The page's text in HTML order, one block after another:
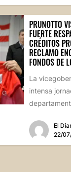
PRUNOTTO
FUERTE
CRÉDITOS
RECLAMO
FONDOS DE
La
intensa
Banco de...
El
22/